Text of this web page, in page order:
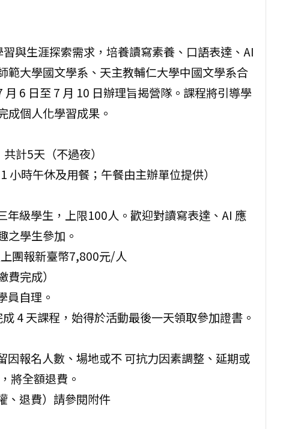
與生涯探索需求，培養讀寫素養、口語表達、AI
大學國文學系、天主教輔仁大學中國文學系合
6 日至 7 月 10 日辦理旨揭營隊。課程將引導學
成個人化學習成果。
計5天（不過夜）
時午休及用餐；午餐由主辦單位提供）
級學生，上限100人。歡迎對讀寫表達、AI 應
之學生參加。
團報新臺幣7,800元/人
完成）
員自理。
4 天課程，始得於活動最後一天領取參加證書。
報名人數、場地或不 可抗力因素調整、延期或
將全額退費。
、退費）請參閱附件